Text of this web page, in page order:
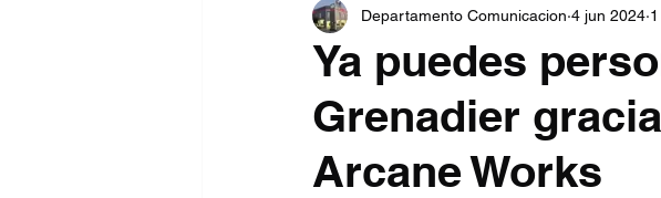
Ya puedes
Grenadier
Arcane Works
Departamento Comunicacion 4 jun 2024